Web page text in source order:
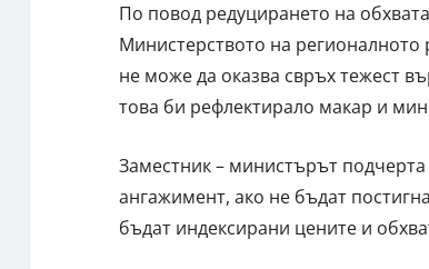
По повод редуцирането на
Министерството на регионалното
не може да оказва свръх тежест
това би рефлектирало макар и
Заместник – министърът
ангажимент, ако не бъдат
бъдат индексирани цените и